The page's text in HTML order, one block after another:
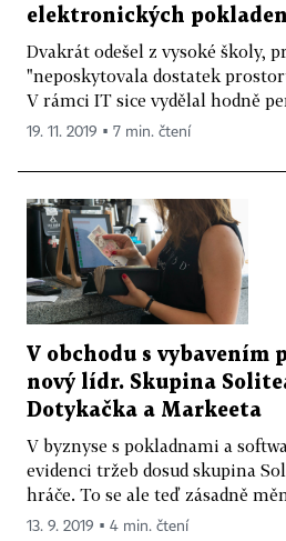
elektronických
Dvakrát odešel z vysoké školy,
"neposkytovala dostatek
V rámci IT sice vydělal hodně
19. 11. 2019 ▪ 7 min. čtení
V obchodu s vybavením
nový lídr. Skupina
Dotykačka a Markeeta
V byznyse s pokladnami a
evidenci tržeb dosud skupina
hráče. To se ale teď zásadně
13. 9. 2019 ▪ 4 min. čtení